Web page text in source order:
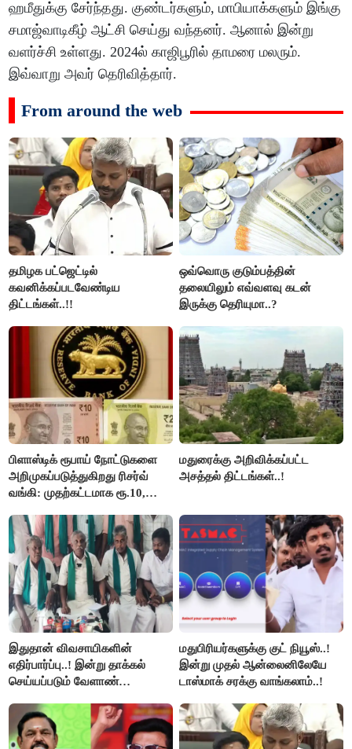
ஹமீதுக்கு சேர்ந்தது. குண்டர்களும், மாபியாக்களும் இங்கு
சமாஜ்வாடிகீழ் ஆட்சி செய்து வந்தனர். ஆனால் இன்று
வளர்ச்சி உள்ளது. 2024ல் காஜிபூரில் தாமரை மலரும்.
இவ்வாறு அவர் தெரிவித்தார்.
From around the web
தமிழக பட்ஜெட்டில்
கவனிக்கப்படவேண்டிய
திட்டங்கள்..!!
ஒவ்வொரு குடும்பத்தின்
தலையிலும் எவ்வளவு கடன்
இருக்கு தெரியுமா..?
பிளாஸ்டிக் ரூபாய் நோட்டுகளை
அறிமுகப்படுத்துகிறது ரிசர்வ்
வங்கி: முதற்கட்டமாக ரூ.10,
மதுரைக்கு அறிவிக்கப்பட்ட
அசத்தல் திட்டங்கள்..!
இதுதான் விவசாயிகளின்
எதிர்பார்ப்பு..! இன்று தாக்கல்
செய்யப்படும் வேளாண்
கோரிக்கை!
மதுபிரியர்களுக்கு குட் நியூஸ்..!
இன்று முதல் ஆன்லைனிலேயே
டாஸ்மாக் சரக்கு வாங்கலாம்..!